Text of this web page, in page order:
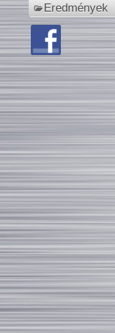
Eredmények